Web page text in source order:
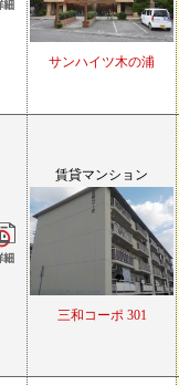
サンハイツ木の浦
賃貸マンション
三和コーポ 301